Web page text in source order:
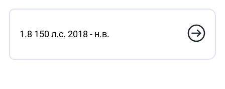
1.8 150 л.с. 2018 - н.в.